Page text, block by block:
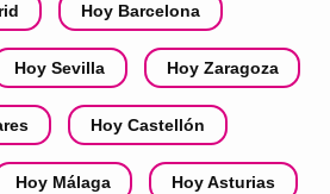
Hoy Barcelona
Hoy Sevilla Hoy Zaragoza
Hoy Castellón
Hoy Málaga Hoy Asturias